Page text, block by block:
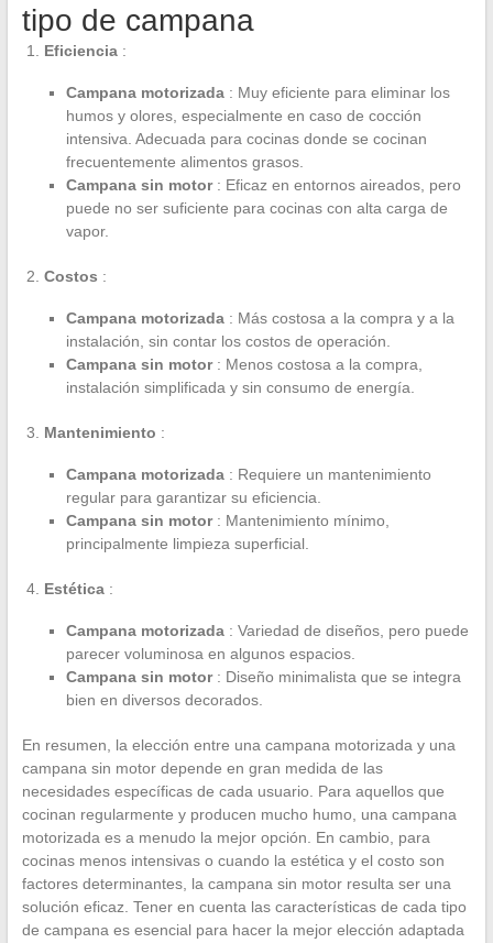
tipo de campana
Eficiencia:
Campana motorizada: Muy eficiente para eliminar los
humos y olores, especialmente en caso de cocción
intensiva. Adecuada para cocinas donde se cocinan
frecuentemente alimentos grasos.
Campana sin motor: Eficaz en entornos aireados, pero
puede no ser suficiente para cocinas con alta carga de
vapor.
Costos :
Campana motorizada: Más costosa a la compra y a la
instalación, sin contar los costos de operación.
Campana sin motor: Menos costosa a la compra,
instalación simplificada y sin consumo de energía.
Mantenimiento :
Campana motorizada: Requiere un mantenimiento
regular para garantizar su eficiencia.
Campana sin motor: Mantenimiento mínimo,
principalmente limpieza superficial.
Estética:
Campana motorizada: Variedad de diseños, pero puede
parecer voluminosa en algunos espacios.
Campana sin motor: Diseño minimalista que se integra
bien en diversos decorados.
En resumen, la elección entre una campana motorizada y una
campana sin motor depende en gran medida de las
necesidades específicas de cada usuario. Para aquellos que
cocinan regularmente y producen mucho humo, una campana
motorizada es a menudo la mejor opción. En cambio, para
cocinas menos intensivas o cuando la estética y el costo son
factores determinantes, la campana sin motor resulta ser una
solución eficaz. Tener en cuenta las características de cada tipo
de campana es esencial para hacer la mejor elección adaptada